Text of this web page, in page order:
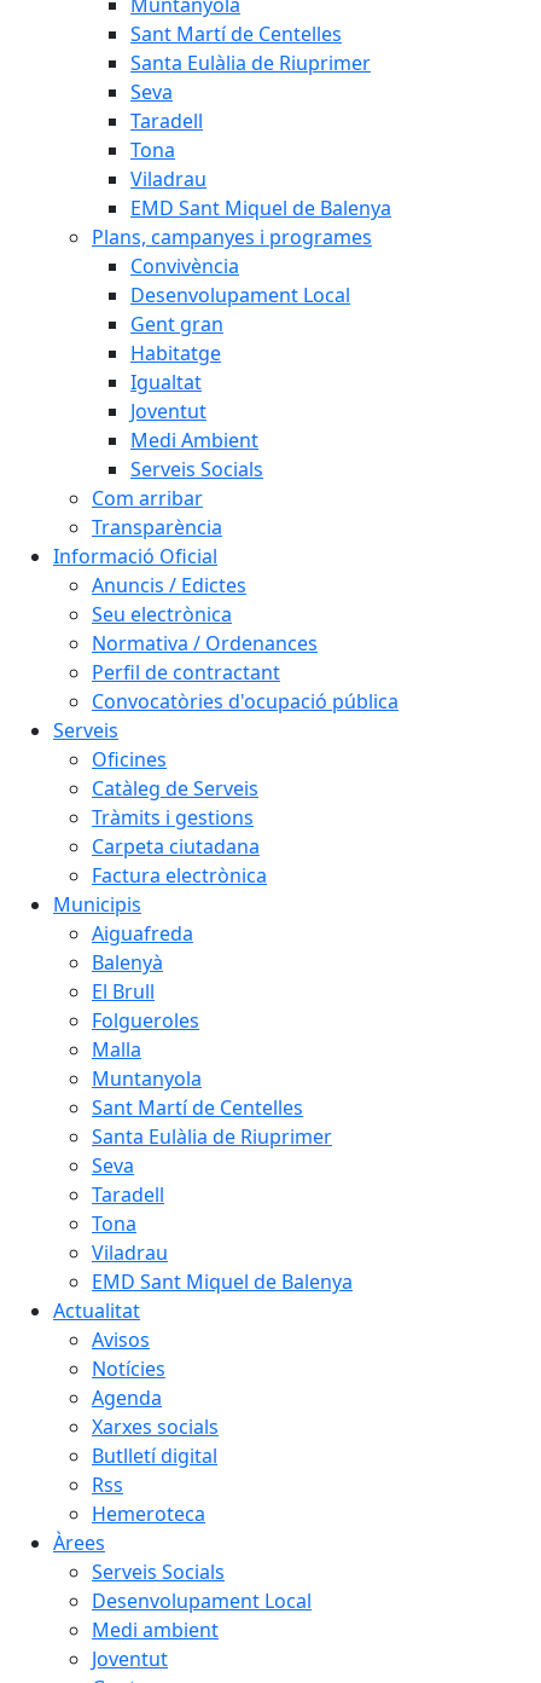
Sant Martí de Centelles
Santa Eulàlia de Riuprimer
Seva
Taradell
Tona
Viladrau
EMD Sant Miquel de Balenya
Plans, campanyes i programes
Convivència
Desenvolupament Local
Gent gran
Habitatge
Igualtat
Joventut
Medi Ambient
Serveis Socials
Com arribar
Transparència
Informació Oficial
Anuncis / Edictes
Seu electrònica
Normativa / Ordenances
Perfil de contractant
Convocatòries d'ocupació pública
Serveis
Oficines
Catàleg de Serveis
Tràmits i gestions
Carpeta ciutadana
Factura electrònica
Municipis
Aiguafreda
Balenyà
El Brull
Folgueroles
Malla
Muntanyola
Sant Martí de Centelles
Santa Eulàlia de Riuprimer
Seva
Taradell
Tona
Viladrau
EMD Sant Miquel de Balenya
Actualitat
Avisos
Notícies
Agenda
Xarxes socials
Butlletí digital
Rss
Hemeroteca
Àrees
Serveis Socials
Desenvolupament Local
Medi ambient
Joventut